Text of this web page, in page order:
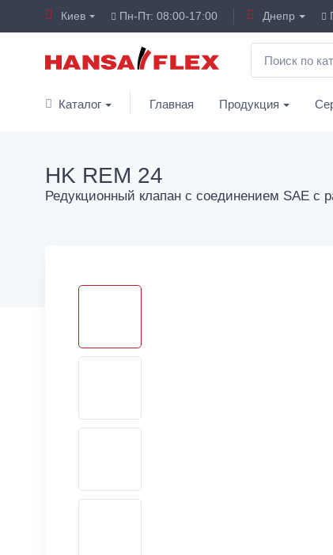
Киев Пн-Пт: 08:00-17:00 Днепр
Каталог Главная Продукция
HK REM 24
Редукционный клапан с соединением SAE с